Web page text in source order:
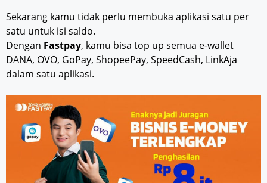
Sekarang kamu tidak perlu membuka aplikasi satu per
satu untuk isi saldo.
Dengan Fastpay, kamu bisa top up semua e-wallet
DANA, OVO, GoPay, ShopeePay, SpeedCash, LinkAja
dalam satu aplikasi.